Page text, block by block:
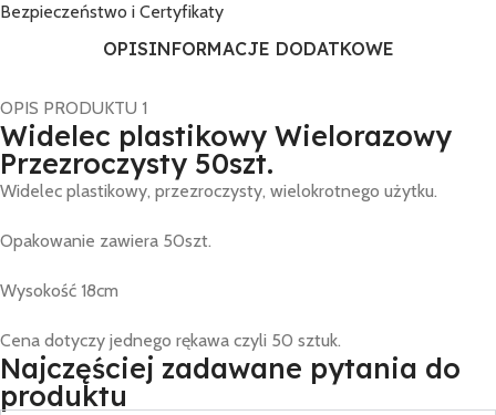
Bezpieczeństwo i Certyfikaty
OPISINFORMACJE DODATKOWE
OPIS PRODUKTU 1
Widelec plastikowy Wielorazowy
Przezroczysty 50szt.
Widelec plastikowy, przezroczysty, wielokrotnego użytku.
Opakowanie zawiera 50szt.
Wysokość 18cm
Cena dotyczy jednego rękawa czyli 50 sztuk.
Najczęściej zadawane pytania do
produktu